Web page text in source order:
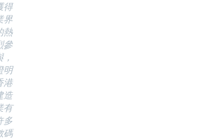
得
界
熱
參
，
明
港
造
有
多
碼